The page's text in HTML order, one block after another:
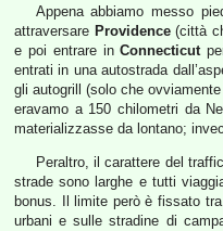
Appena abbiamo messo
attraversare Providence(città
e poi entrare inConnecticut
entrati in una autostrada
gli autogrill (solo che
eravamo a 150 chilometri da
materializzasse da lontano;
Peraltro, il carattere del
strade sono larghe e tutti
bonus. Il limite però è fissato
urbani e sulle stradine di